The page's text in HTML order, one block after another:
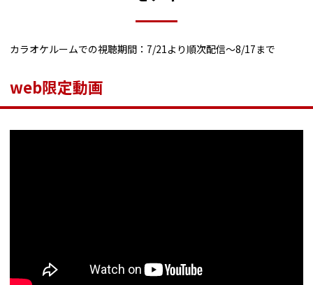
カラオケルームでの視聴期間：7/21より順次配信～8/17まで
web限定動画